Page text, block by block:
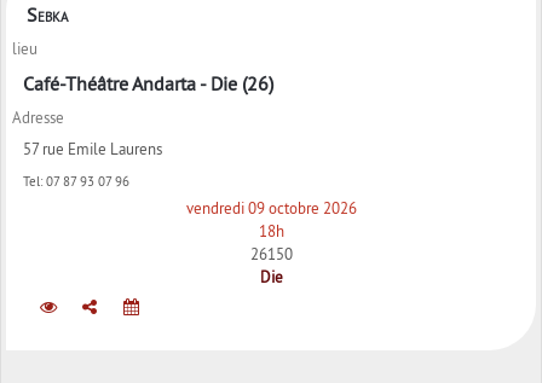
Sebka
lieu
Café-Théâtre Andarta - Die (26)
Adresse
57 rue Emile Laurens
Tel: 07 87 93 07 96
vendredi 09 octobre 2026
18h
26150
Die